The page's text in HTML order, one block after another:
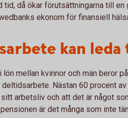
tid, då ökar förutsättningarna till
ekonom för finansiell
kan
lön mellan kvinnor och män beror
Nästan 60 procent
arbetsliv och att det är något
är det många som inte